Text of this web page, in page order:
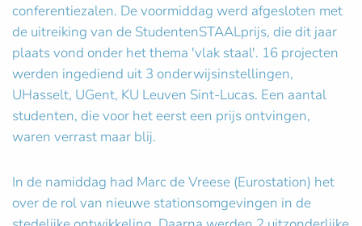
conferentiezalen. De voormiddag werd afgesloten met
de uitreiking van de StudentenSTAALprijs, die dit jaar
plaats vond onder het thema 'vlak staal'. 16 projecten
werden ingediend uit 3 onderwijsinstellingen,
UHasselt, UGent, KU Leuven Sint-Lucas. Een aantal
studenten, die voor het eerst een prijs ontvingen,
waren verrast maar blij.
In de namiddag had Marc de Vreese (Eurostation) het
over de rol van nieuwe stationsomgevingen in de